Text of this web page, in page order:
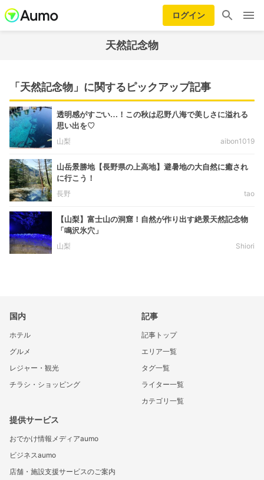
ログイン
天然記念物
「天然記念物」に関するピックアップ記事
透明感がすごい…！この秋は忍野八海で美しさに溢れる
思い出を♡
山梨
aibon1019
山岳景勝地【長野県の上高地】避暑地の大自然に癒され
に行こう！
長野
tao
【山梨】富士山の洞窟！自然が作り出す絶景天然記念物
「鳴沢氷穴」
山梨
Shiori
国内
ホテル
グルメ
レジャー・観光
チラシ・ショッピング
記事
記事トップ
エリア一覧
タグ一覧
ライター一覧
カテゴリ一覧
提供サービス
おでかけ情報メディアaumo
ビジネスaumo
店舗・施設支援サービスのご案内